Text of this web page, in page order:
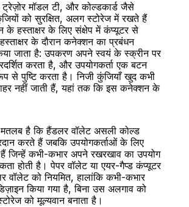
मॉडल टी, और कोल्डकार्ड जैसे
को सुरक्षित, अलग स्टोरेज में रखते हैं
हस्ताक्षर के लिए संक्षेप में कंप्यूटर से
के दौरान कनेक्शन का प्रबंधन
जाता है: उपकरण अपने स्वयं के स्क्रीन पर
करता है, और उपयोगकर्ता एक बटन
से पुष्टि करता है। निजी कुंजियाँ खुद कभी
नहीं जाती हैं, यहां तक कि इस कनेक्शन के
मतलब है कि हैंडलर वॉलेट असली कोल्ड
करते हैं जबकि उपयोगकर्ताओं के लिए
हैं जिन्हें कभी-कभार अपने रखरखाव का उपयोग
होती है। पेपर वॉलेट या एयर-गैप्ड कंप्यूटर
वॉलेट को नियमित, हालांकि कभी-कभार
किया गया है, बिना उस अलगाव को
को मूल्यवान बनाता है।